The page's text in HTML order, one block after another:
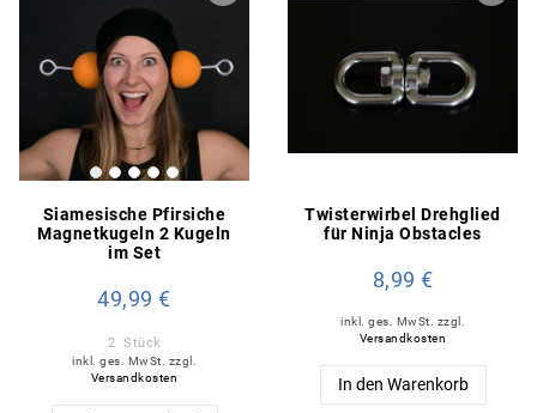
Siamesische Pfirsiche
Magnetkugeln 2 Kugeln
im Set
49,99 €
2 Stück
inkl. ges. MwSt. zzgl.
Versandkosten
Twisterwirbel Drehglied
für Ninja Obstacles
8,99 €
inkl. ges. MwSt. zzgl.
Versandkosten
In den Warenkorb